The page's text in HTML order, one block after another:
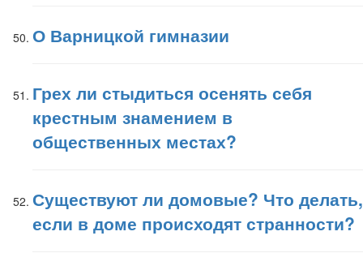
О Варницкой гимназии
Грех ли стыдиться осенять себя
крестным знамением в
общественных местах?
Существуют ли домовые? Что делать,
если в доме происходят странности?